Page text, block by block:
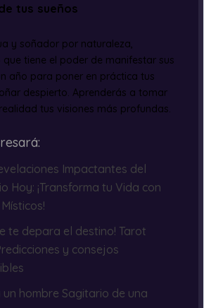
tus sueños
y soñador por naturaleza,
tiene el poder de manifestar sus
año para poner en práctica tus
despierto. Aprenderás a tomar
tus visiones más profundas.
Impactantes del
Hoy: ¡Transforma tu Vida con
te depara el destino! Tarot
y consejos
hombre Sagitario de una